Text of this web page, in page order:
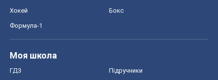
Хокей Бокс
Формула-1
Моя школа
ГДЗ Підручники